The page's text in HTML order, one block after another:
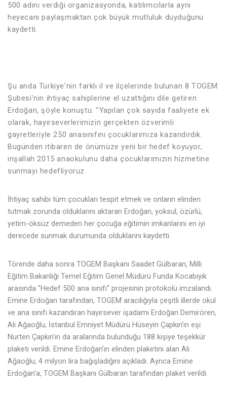
500 adını verdiği organizasyonda, katılımcılarla aynı
heyecanı paylaşmaktan çok büyük mutluluk duyduğunu
kaydetti.
Şu anda Türkiye'nin farklı il ve ilçelerinde bulunan 8 TOGEM
Şubesi'nin ihtiyaç sahiplerine el uzattığını dile getiren
Erdoğan, şöyle konuştu: ''Yapılan çok sayıda faaliyete ek
olarak, hayırseverlerimizin gerçekten özverimli
gayretleriyle 250 anasınıfını çocuklarımıza kazandırdık.
Bugünden itibaren de önümüze yeni bir hedef koyuyor,
inşallah 2015 anaokulunu daha çocuklarımızın hizmetine
sunmayı hedefliyoruz.
İhtiyaç sahibi tüm çocukları tespit etmek ve onların elinden
tutmak zorunda olduklarını aktaran Erdoğan, yoksul, özürlü,
yetim-öksüz demeden her çocuğa eğitimin imkanlarını en iyi
derecede sunmak durumunda olduklarını kaydetti.
Törende daha sonra TOGEM Başkanı Saadet Gülbaran, Milli
Eğitim Bakanlığı Temel Eğitim Genel Müdürü Funda Kocabıyık
arasında ''Hedef 500 ana sınıfı'' projesinin protokolü imzalandı.
Emine Erdoğan tarafından, TOGEM aracılığıyla çeşitli illerde okul
ve ana sınıfı kazandıran hayırsever işadamı Erdoğan Demirören,
Ali Ağaoğlu, İstanbul Emniyet Müdürü Hüseyin Çapkın'ın eşi
Nurten Çapkın'ın da aralarında bulunduğu 188 kişiye teşekkür
plaketi verildi. Emine Erdoğan'ın elinden plaketini alan Ali
Ağaoğlu, 4 milyon lira bağışladığını açıkladı. Ayrıca Emine
Erdoğan'a, TOGEM Başkanı Gülbaran tarafından plaket verildi.